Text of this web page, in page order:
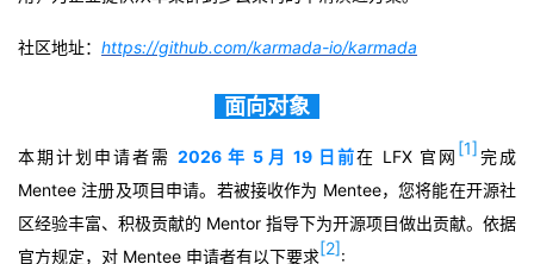
藏
社区地址： https://github.com/karmada-io/karmada
面向对象
本期计划申请者需 2026 年 5 月 19 日前在 LFX 官网 [1]完成
Mentee 注册及项目申请。若被接收作为 Mentee，您将能在开源社
区经验丰富、积极贡献的 Mentor 指导下为开源项目做出贡献。依据
官方规定，对 Mentee 申请者有以下要求[2]: